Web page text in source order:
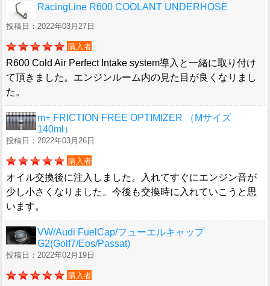
RacingLine R600 COOLANT UNDERHOSE
投稿日：2022年03月27日
購入者
R600 Cold Air Perfect Intake system導入と一緒に取り付け
て頂きました。エンジンルーム内の見た目が良くなりまし
た。
m+ FRICTION FREE OPTIMIZER （Mサイズ
140ml）
投稿日：2022年03月26日
購入者
オイル交換後に注入しました。入れてすぐにエンジン音が
少し小さくなりました。今後も交換時に入れていこうと思
います。
VW/Audi FuelCap/フューエルキャップ
G2(Golf7/Eos/Passat)
投稿日：2022年02月19日
購入者